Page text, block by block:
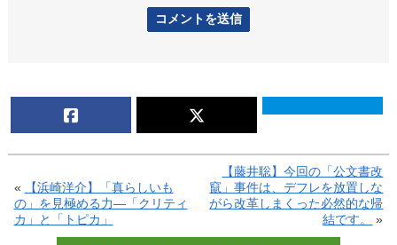
«
【浜崎洋介】「真らしいも
の」を見極める力―「クリティ
カ」と「トピカ」
【藤井聡】今回の「公文書改
竄」事件は、デフレを放置しな
がら改革しまくった必然的な帰
結です。
»